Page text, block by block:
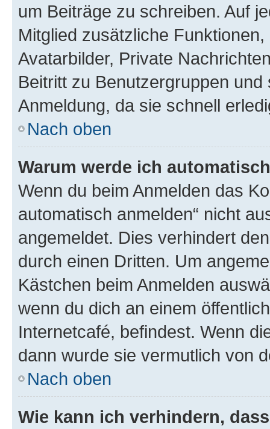
um Beiträge zu schreiben. Auf
Mitglied zusätzliche
Avatarbilder, Private
Beitritt zu Benutzergruppen
Anmeldung, da sie schnell
Nach oben
Warum werde ich
Wenn du beim Anmelden das
automatisch anmelden“ nicht
angemeldet. Dies verhindert
durch einen Dritten. Um
Kästchen beim Anmelden
wenn du dich an einem
Internetcafé, befindest. Wenn
dann wurde sie vermutlich von
Nach oben
Wie kann ich verhindern,